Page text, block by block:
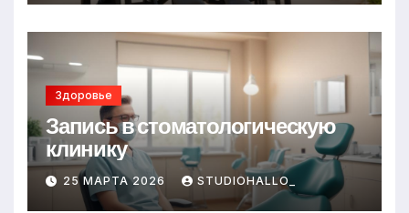
Здоровье
Запись в стоматологическую
клинику
25 МАРТА 2026 STUDIOHALLO_